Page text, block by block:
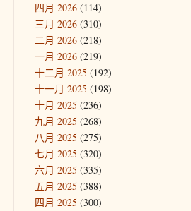
四月 2026 (114)
三月 2026 (310)
二月 2026 (218)
一月 2026 (219)
十二月 2025 (192)
十一月 2025 (198)
十月 2025 (236)
九月 2025 (268)
八月 2025 (275)
七月 2025 (320)
六月 2025 (335)
五月 2025 (388)
四月 2025 (300)